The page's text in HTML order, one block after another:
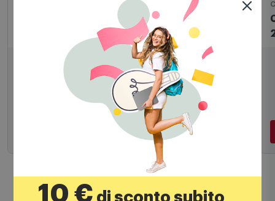
Caricabatterie Smartphone
Cellularline Adattatore USB-C 20W Bianco
9,99€
PREZZO CONSIGLIATO19,99 €
Aggiungi al carrello
10 € di sconto subito